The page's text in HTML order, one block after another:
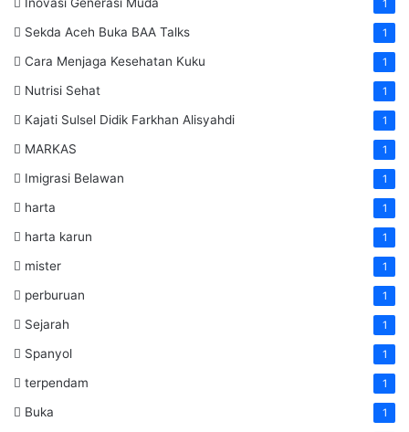
1
Sekda Aceh Buka BAA Talks 1
Cara Menjaga Kesehatan Kuku 1
Nutrisi Sehat 1
Kajati Sulsel Didik Farkhan Alisyahdi 1
MARKAS 1
Imigrasi Belawan 1
harta 1
harta karun 1
mister 1
perburuan 1
Sejarah 1
Spanyol 1
terpendam 1
Buka 1